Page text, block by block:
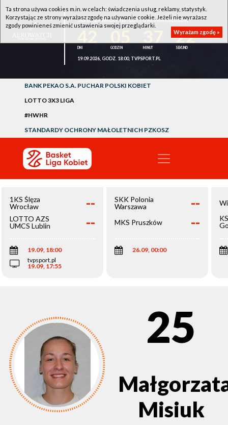
1KS ŚLĘZA WROCŁAW - LOTTO AZS UMCS LUBLIN
22
19.09.2026, GODZ. 18:00, TVPSPORT.PL
BANK PEKAO S.A. PUCHAR POLSKI KOBIET
LOTTO 3X3 LIGA
#HWHR
STANDARDY OCHRONY MAŁOLETNICH PZKOSZ
1KS Ślęza
Wrocław
--
LOTTO AZS
UMCS Lublin
--
19.09, 18:00
tvpsport.pl
19.09, 17:55
SKK Polonia
Warszawa
--
MKS Pruszków --
26.09, 00:00
25
Misiuk
Ta strona używa cookies m.in. w celach: świadczenia usług, reklamy, statystyk.
Korzystając ze strony wyrażasz zgodę na używanie cookie. Jeżeli nie wyrażasz
zgody powinieneś zmienić ustawienia swojej przeglądarki.
Wyrażam zgodę »